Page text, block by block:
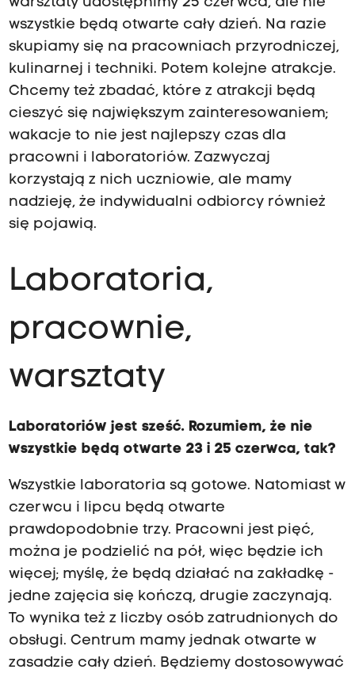
wszystkie będą otwarte cały dzień. Na razie
skupiamy się na pracowniach przyrodniczej,
kulinarnej i techniki. Potem kolejne atrakcje.
Chcemy też zbadać, które z atrakcji będą
cieszyć się największym zainteresowaniem;
wakacje to nie jest najlepszy czas dla
pracowni i laboratoriów. Zazwyczaj
korzystają z nich uczniowie, ale mamy
nadzieję, że indywidualni odbiorcy również
się pojawią.
Laboratoria,
pracownie,
warsztaty
Laboratoriów jest sześć. Rozumiem, że nie
wszystkie będą otwarte 23 i 25 czerwca, tak?
Wszystkie laboratoria są gotowe. Natomiast w
czerwcu i lipcu będą otwarte
prawdopodobnie trzy. Pracowni jest pięć,
można je podzielić na pół, więc będzie ich
więcej; myślę, że będą działać na zakładkę -
jedne zajęcia się kończą, drugie zaczynają.
To wynika też z liczby osób zatrudnionych do
obsługi. Centrum mamy jednak otwarte w
zasadzie cały dzień. Będziemy dostosowywać